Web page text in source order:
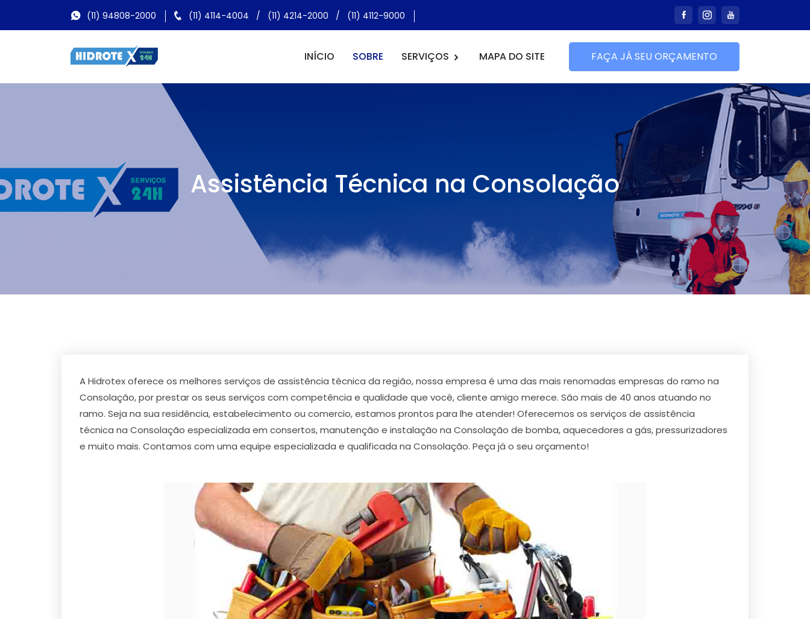
(11) 94808-2000 (11) 4114-4004 / (11) 4214-2000 / (11) 4112-9000
INÍCIO SOBRE SERVIÇOS MAPA DO SITE FAÇA JÁ SEU ORÇAMENTO
Assistência Técnica na Consolação
A Hidrotex oferece os melhores serviços de assistência técnica da região, nossa empresa é uma das mais renomadas empresas do ramo na
Consolação, por prestar os seus serviços com competência e qualidade que você, cliente amigo merece. São mais de 40 anos atuando no
ramo. Seja na sua residência, estabelecimento ou comercio, estamos prontos para lhe atender! Oferecemos os serviços de assistência
técnica na Consolação especializada em consertos, manutenção e instalação na Consolação de bomba, aquecedores a gás, pressurizadores
e muito mais. Contamos com uma equipe especializada e qualificada na Consolação. Peça já o seu orçamento!